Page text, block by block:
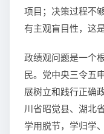
项目；决策过程不
有主观盲目性，这
政绩观问题是一个
民。党中央三令五
展树立和践行正确
川省昭觉县、湖北
学用脱节，学归学